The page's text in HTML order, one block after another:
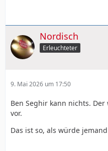
Nordisch
Erleuchteter
9. Mai 2026 um 17:50
Ben Seghir kann nichts.
vor.
Das ist so, als würde